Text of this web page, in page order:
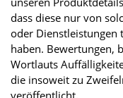
dass diese nur von
oder Dienstleistungen
haben. Bewertungen,
Wortlauts
die insoweit zu